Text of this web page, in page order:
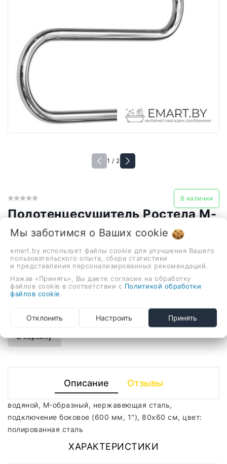
1 / 2
В наличии
Полотенцесушитель Ростела М-
образный ДУ-25 1" 60x80 см
208,02 руб.
водяной, М-образный, нержавеющая сталь,
подключение боковое (600 мм, 1"), 80x60 см, цвет:
полированная сталь
+
В корзину
Описание Отзывы
водяной, М-образный, нержавеющая сталь,
подключение боковое (600 мм, 1"), 80x60 см, цвет:
полированная сталь
ХАРАКТЕРИСТИКИ
Мы заботимся о Ваших cookie
emart.by использует файлы cookie для улучшения Вашего
пользовательского опыта, сбора статистики
и представления персонализированных рекомендаций.
Нажав «Принять», Вы даете согласие на обработку
файлов cookie в соответствии с Политикой обработки
файлов cookie.
Отклонить Настроить Принять